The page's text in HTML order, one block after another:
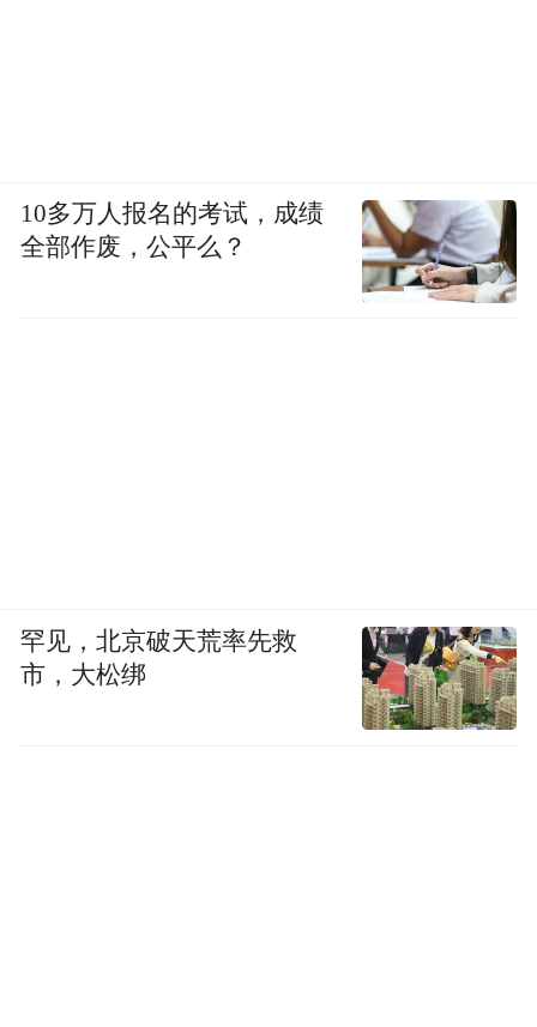
10多万人报名的考试，成绩
全部作废，公平么？
罕见，北京破天荒率先救
市，大松绑